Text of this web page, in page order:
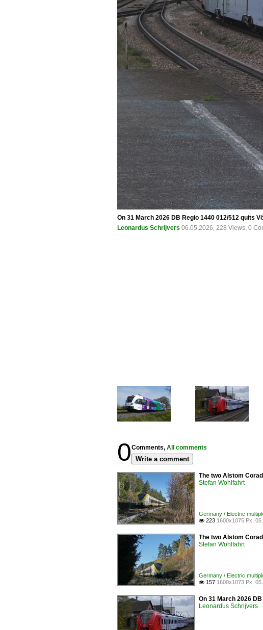
On 31 March 2026 DB Regio 1440 012/512 quits
Leonardus Schrijvers 06.05.2026, 228 Views, 0
0Comments, All comments
Write a comment
The two Alstom
Stefan Wohlfahrt
Germany / Electric
 223 1600x1075 Px,
The two Alstom
Stefan Wohlfahrt
Germany / Electric
 157 1600x1073 Px,
On 31 March 2026
Leonardus Schrijvers